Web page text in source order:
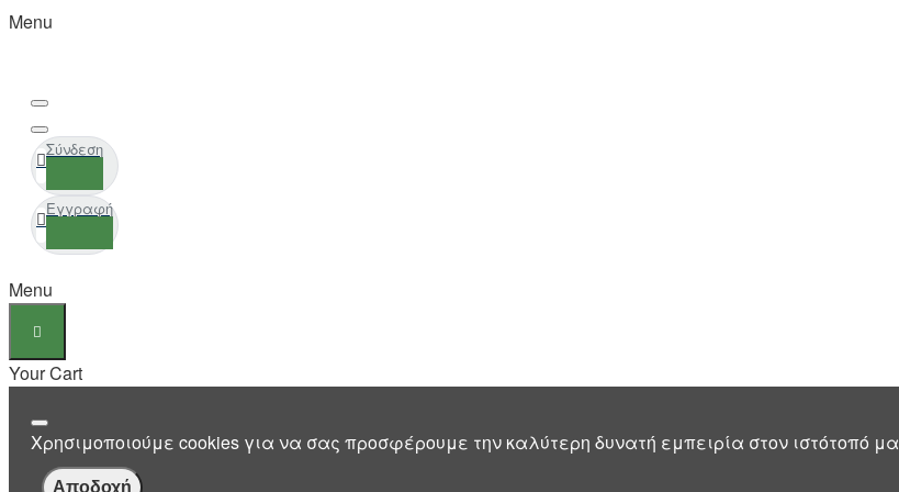
Menu
Σύνδεση
Εγγραφή
Menu
Your Cart
Χρησιμοποιούμε cookies για να σας προσφέρουμε την καλύτερη δυνατή εμπειρία στον ιστότοπό
Αποδοχή